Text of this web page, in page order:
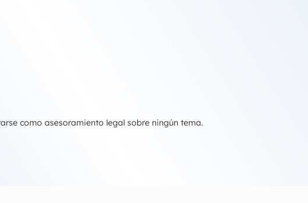
como asesoramiento legal sobre ningún tema.